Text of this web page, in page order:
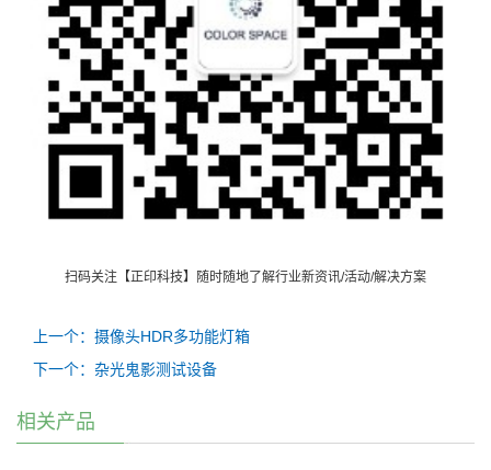
扫码关注【正印科技】随时随地了解行业新资讯/活动/解决方案
上一个：摄像头HDR多功能灯箱
下一个：杂光鬼影测试设备
相关产品